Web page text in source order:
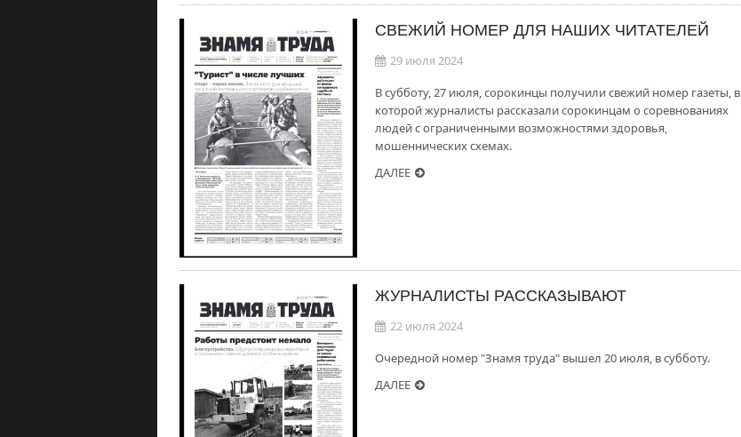
СВЕЖИЙ НОМЕР ДЛЯ НАШИХ ЧИТАТЕЛЕЙ
29 июля 2024
В субботу, 27 июля, сорокинцы получили свежий номер газеты, в
которой журналисты рассказали сорокинцам о соревнованиях
людей с ограниченными возможностями здоровья,
мошеннических схемах.
ДАЛЕЕ
ЖУРНАЛИСТЫ РАССКАЗЫВАЮТ
22 июля 2024
Очередной номер "Знамя труда" вышел 20 июля, в субботу.
ДАЛЕЕ